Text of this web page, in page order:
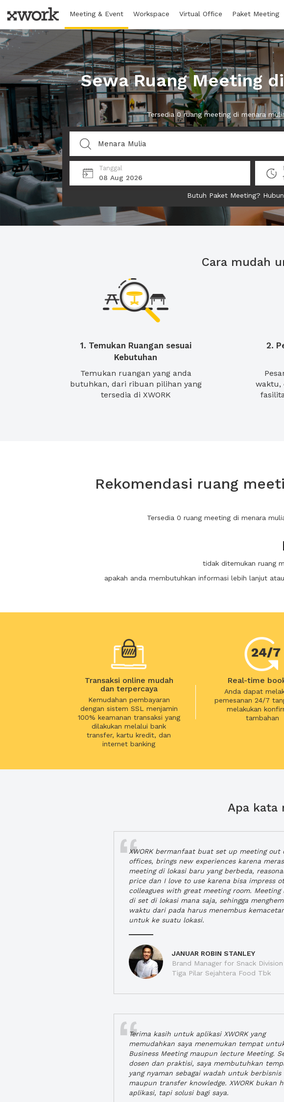
Meeting & Event Workspace Virtual Office Paket Meeting
Sewa Ruang Meeting
Tersedia 0 ruang meeting di menara
Tanggal
08 Aug 2026
Butuh Paket Meeting?
Cara mudah
1. Temukan Ruangan sesuai
Kebutuhan
Temukan ruangan yang anda
butuhkan, dari ribuan pilihan yang
tersedia di XWORK
2.
waktu,
Rekomendasi ruang
Tersedia 0 ruang meeting di menara
tidak ditemukan ruang
apakah anda membutuhkan informasi lebih lanjut
Transaksi online mudah
dan terpercaya
Kemudahan pembayaran
dengan sistem SSL menjamin
100% keamanan transaksi yang
dilakukan melalui bank
transfer, kartu kredit, dan
internet banking
Real-time
Anda dapat
pemesanan 24/7
melakukan
tambahan
Apa kata
XWORK bermanfaat buat set up meeting out
offices, brings new experiences karena
meeting di lokasi baru yang berbeda,
price dan I love to use karena bisa impress
colleagues with great meeting room. Meeting
di set di lokasi mana saja, sehingga
waktu dari pada harus menembus
untuk ke suatu lokasi.
JANUAR ROBIN STANLEY
Brand Manager for Snack
Tiga Pilar Sejahtera Food Tbk
Terima kasih untuk aplikasi XWORK yang
memudahkan saya menemukan tempat
Business Meeting maupun lecture Meeting.
dosen dan praktisi, saya membutuhkan
yang nyaman sebagai wadah untuk berbisnis
maupun transfer knowledge. XWORK bukan
aplikasi, tapi solusi bagi saya.